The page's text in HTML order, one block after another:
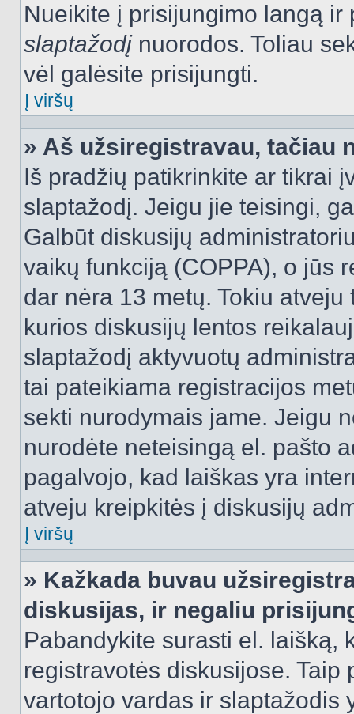
Nueikite į prisijungimo langą
slaptažodįnuorodos. Toliau
vėl galėsite prisijungti.
Į viršų
» Aš užsiregistravau, tačiau
Iš pradžių patikrinkite ar tikrai
slaptažodį. Jeigu jie teisingi,
Galbūt diskusijų
vaikų funkciją (COPPA), o jūs
dar nėra 13 metų. Tokiu
kurios diskusijų lentos
slaptažodį aktyvuotų
tai pateikiama registracijos
sekti nurodymais jame. Jeigu
nurodėte neteisingą el. pašto
pagalvojo, kad laiškas yra
atveju kreipkitės į diskusijų
Į viršų
» Kažkada buvau
diskusijas, ir negaliu
Pabandykite surasti el. laišką,
registravotės diskusijose.
vartotojo vardas ir slaptažodis